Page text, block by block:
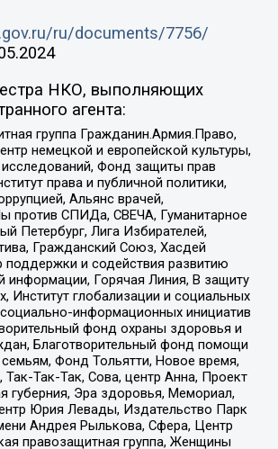
ru/documents/7756/
НКО, выполняющих
агента:
группа Гражданин.Армия.Право,
немецкой и европейской культуры,
Фонд защиты прав
права и публичной политики,
Альянс врачей,
СПИДа, СВЕЧА, Гуманитарное
Петербург, Лига Избирателей,
Гражданский Союз, Хасдей
поддержки и содействия развитию
информации, Горячая Линия, В защиту
Институт глобализации и социальных
информационных инициатив
фонд охраны здоровья и
Благотворительный фонд помощи
Фонд Тольятти, Новое время,
Так-Так-Так, Сова, центр Анна, Проект
губерния, Эра здоровья, Мемориал,
Юрия Левады, Издательство Парк
Андрея Рылькова, Сфера, Центр
правозащитная группа, Женщины